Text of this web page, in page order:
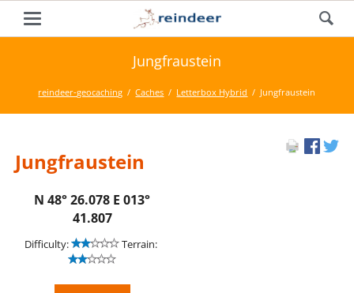
Jungfraustein
reindeer-geocaching Caches Letterbox Hybrid Jungfraustein
Jungfraustein
N 48° 26.078 E 013°
41.807
Difficulty: Terrain: